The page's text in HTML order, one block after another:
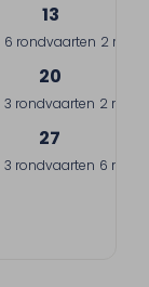
13
6 rondvaarten 2
20
3 rondvaarten 2
27
3 rondvaarten 6